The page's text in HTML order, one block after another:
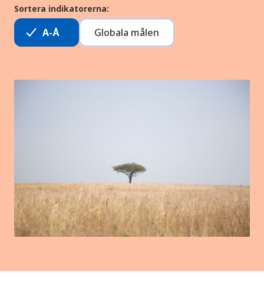
Sortera indikatorerna:
A-Å Globala målen